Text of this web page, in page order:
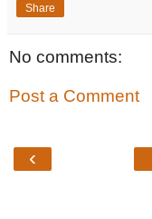
Share
No comments:
Post a Comment
‹